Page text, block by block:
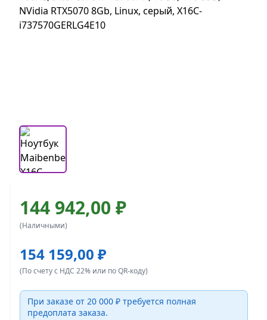
144 942,00 ₽
(Наличными)
154 159,00 ₽
(По счету с НДС 22% или по QR-коду)
При заказе от 20 000 ₽ требуется полная
предоплата заказа.